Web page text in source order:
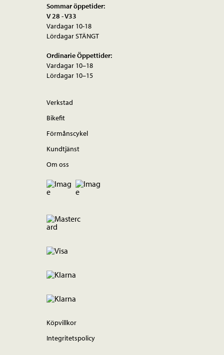
Sommar öppetider:
V 28 - V33
Vardagar 10-18
Lördagar STÄNGT
Ordinarie Öppettider:
Vardagar 10–18
Lördagar 10–15
Verkstad
Bikefit
Förmånscykel
Kundtjänst
Om oss
Köpvillkor
Integritetspolicy